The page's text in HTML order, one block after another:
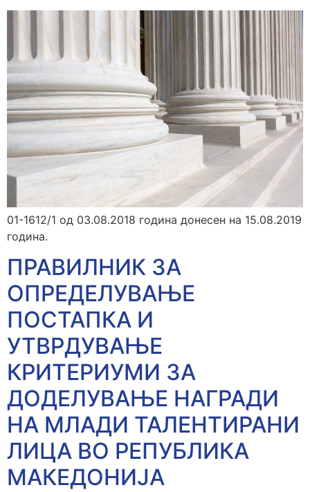
01-1612/1 од 03.08.2018 година донесен на 15.08.2019
година.
ПРАВИЛНИК ЗА
ОПРЕДЕЛУВАЊЕ
ПОСТАПКА И
УТВРДУВАЊЕ
КРИТЕРИУМИ ЗА
ДОДЕЛУВАЊЕ НАГРАДИ
НА МЛАДИ ТАЛЕНТИРАНИ
ЛИЦА ВО РЕПУБЛИКА
МАКЕДОНИЈА